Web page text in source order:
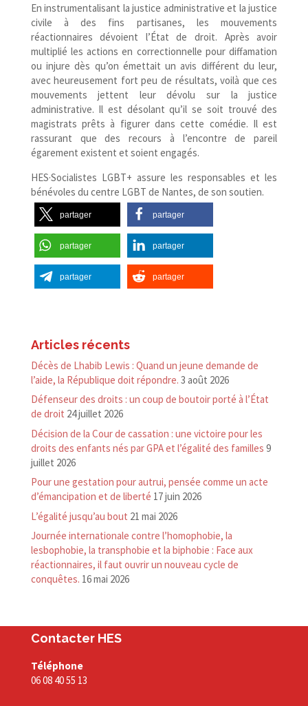
En instrumentalisant la justice administrative et la justice
civile à des fins partisanes, les mouvements
réactionnaires dévoient l’État de droit. Après avoir
multiplié les actions en correctionnelle pour diffamation
ou injure dès qu’on émettait un avis différent du leur,
avec heureusement fort peu de résultats, voilà que ces
mouvements jettent leur dévolu sur la justice
administrative. Il est désolant qu’il se soit trouvé des
magistrats prêts à figurer dans cette comédie. Il est
rassurant que des recours à l’encontre de pareil
égarement existent et soient engagés.
HES·Socialistes LGBT+ assure les responsables et les
bénévoles du centre LGBT de Nantes, de son soutien.
partager partager
partager partager
partager partager
Articles récents
Décès de Lhabib Lewis : Quand un jeune demande de
l’aide, la République doit répondre. 3 août 2026
Défenseur des droits : un coup de boutoir porté à l’État
de droit 24 juillet 2026
Décision de la Cour de cassation : une victoire pour les
droits des enfants nés par GPA et l’égalité des familles 9
juillet 2026
Pour une gestation pour autrui, pensée comme un acte
d’émancipation et de liberté 17 juin 2026
L’égalité jusqu’au bout 21 mai 2026
Journée internationale contre l’homophobie, la
lesbophobie, la transphobie et la biphobie : Face aux
réactionnaires, il faut ouvrir un nouveau cycle de
conquêtes. 16 mai 2026
Contacter HES
Téléphone
06 08 40 55 13